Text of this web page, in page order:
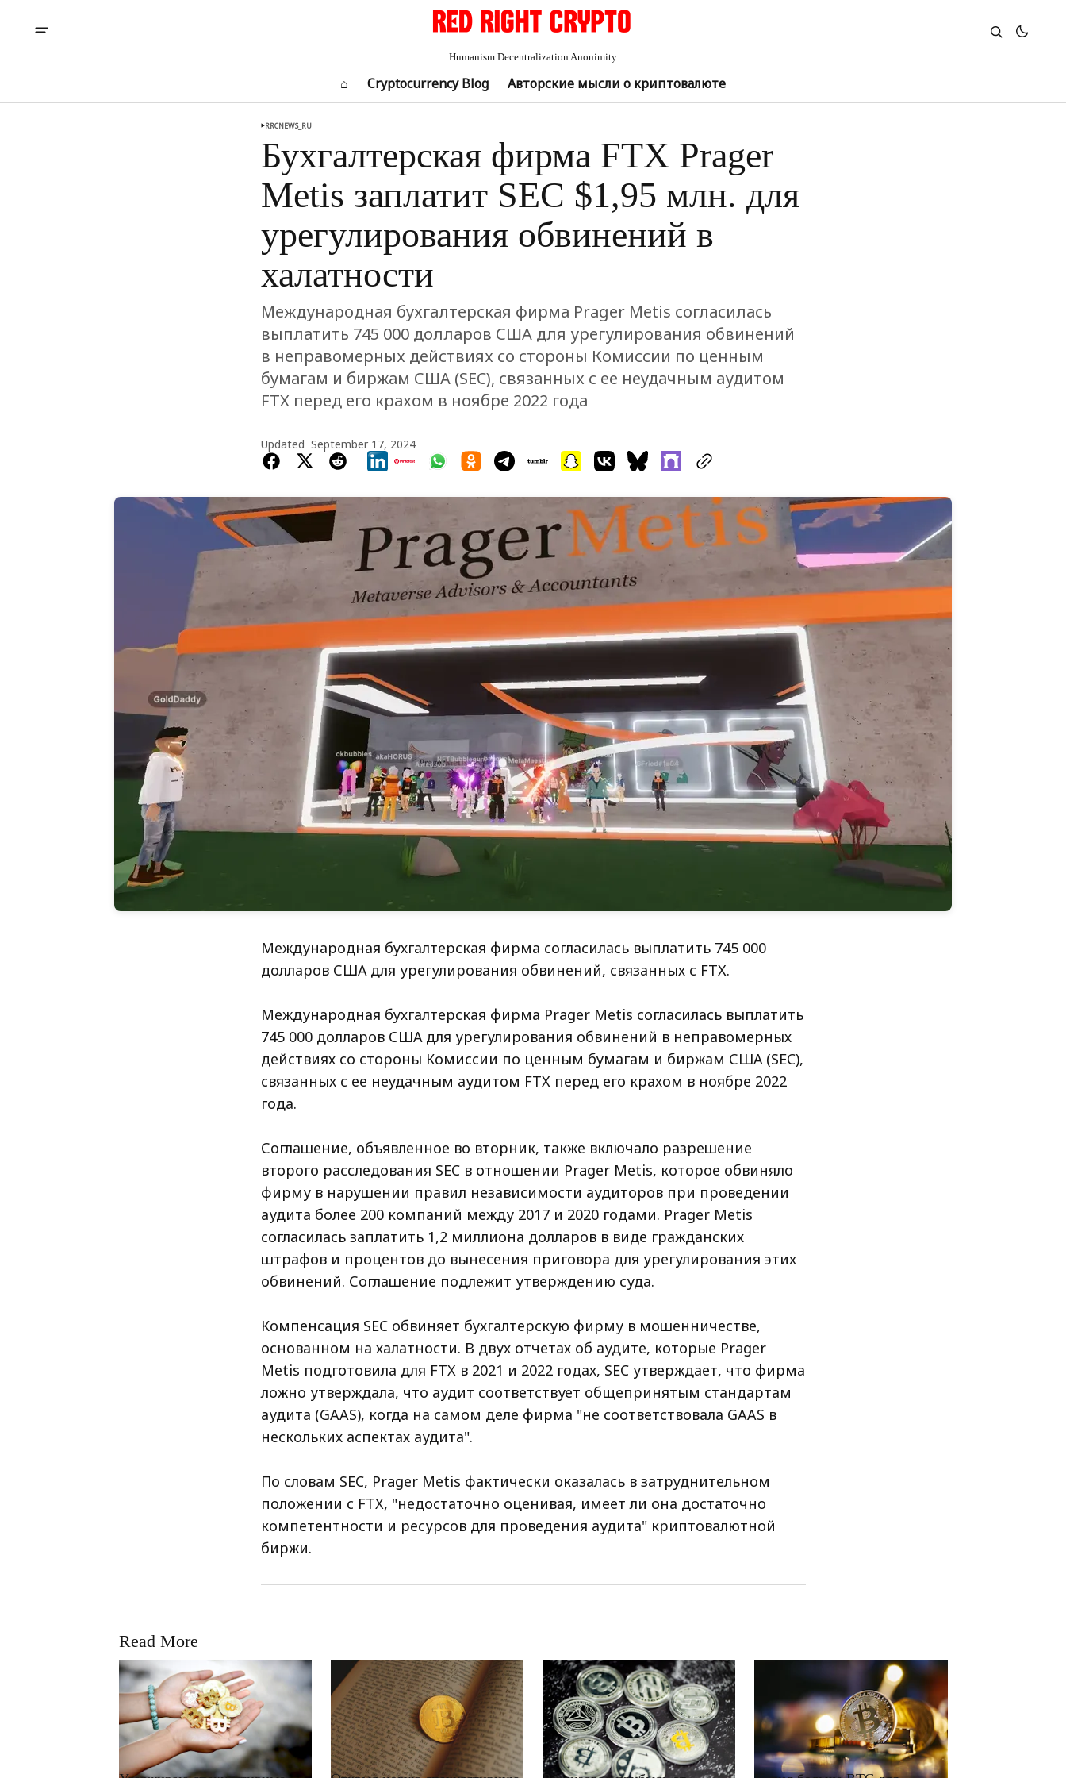
Humanism Decentralization Anonimity
⌂ Cryptocurrency Blog Авторские мысли о криптовалюте
RRCNEWS_RU
Бухгалтерская фирма FTX Prager
Metis заплатит SEC $1,95 млн. для
урегулирования обвинений в
халатности
Международная бухгалтерская фирма Prager Metis согласилась
выплатить 745 000 долларов США для урегулирования обвинений
в неправомерных действиях со стороны Комиссии по ценным
бумагам и биржам США (SEC), связанных с ее неудачным аудитом
FTX перед его крахом в ноябре 2022 года
Updated September 17, 2024
Международная бухгалтерская фирма согласилась выплатить 745 000
долларов США для урегулирования обвинений, связанных с FTX.
Международная бухгалтерская фирма Prager Metis согласилась выплатить
745 000 долларов США для урегулирования обвинений в неправомерных
действиях со стороны Комиссии по ценным бумагам и биржам США (SEC),
связанных с ее неудачным аудитом FTX перед его крахом в ноябре 2022
года.
Соглашение, объявленное во вторник, также включало разрешение
второго расследования SEC в отношении Prager Metis, которое обвиняло
фирму в нарушении правил независимости аудиторов при проведении
аудита более 200 компаний между 2017 и 2020 годами. Prager Metis
согласилась заплатить 1,2 миллиона долларов в виде гражданских
штрафов и процентов до вынесения приговора для урегулирования этих
обвинений. Соглашение подлежит утверждению суда.
Компенсация SEC обвиняет бухгалтерскую фирму в мошенничестве,
основанном на халатности. В двух отчетах об аудите, которые Prager
Metis подготовила для FTX в 2021 и 2022 годах, SEC утверждает, что фирма
ложно утверждала, что аудит соответствует общепринятым стандартам
аудита (GAAS), когда на самом деле фирма "не соответствовала GAAS в
нескольких аспектах аудита".
По словам SEC, Prager Metis фактически оказалась в затруднительном
положении с FTX, "недостаточно оценивая, имеет ли она достаточно
компетентности и ресурсов для проведения аудита" криптовалютной
биржи.
Read More
RRCNEWS_RU RRCNEWS_RU RRCNEWS_RU RRCNEWS_RU